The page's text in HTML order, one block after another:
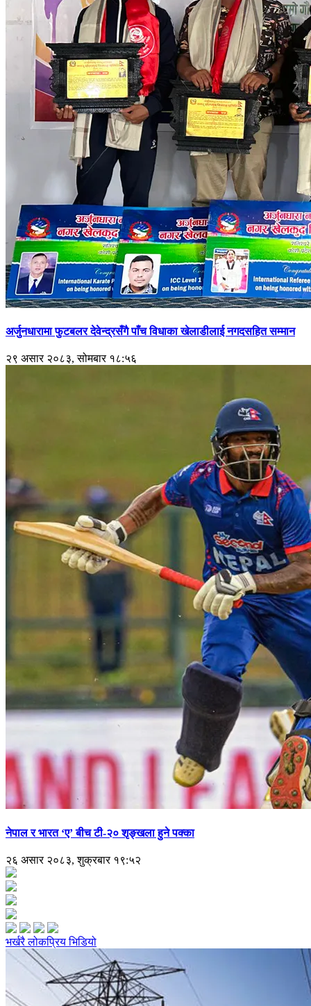
अर्जुनधारामा फुटबलर देवेन्द्रसँगै पाँच विधाका खेलाडीलाई नगदसहित सम्मान
२९ असार २०८३, सोमबार १८:५६
नेपाल र भारत ‘ए’ बीच टी-२० शृङ्खला हुने पक्का
२६ असार २०८३, शुक्रबार १९:५२
भर्खरैलोकप्रियभिडियो